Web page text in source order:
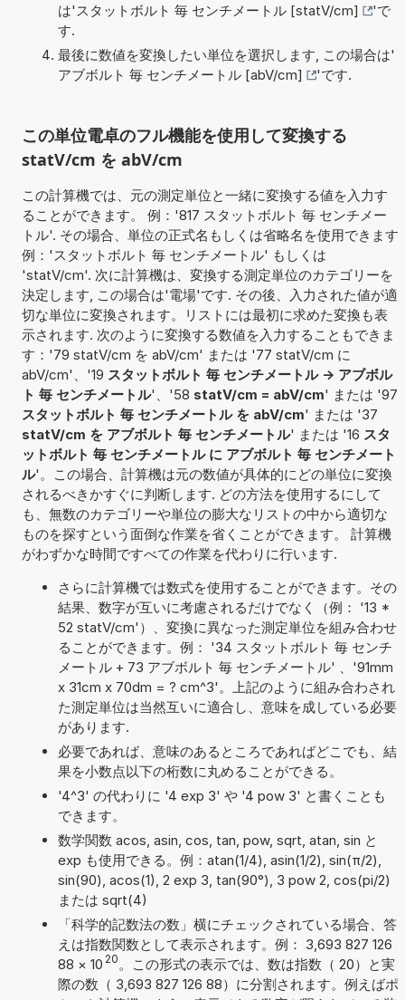
は' スタットボルト 毎 センチメートル [statV/cm]
'で
す.
最後に数値を変換したい単位を選択します, この場合は'
アブボルト 毎 センチメートル [abV/cm]
'です.
この単位電卓のフル機能を使用して変換する
statV/cm を abV/cm
この計算機では、元の測定単位と一緒に変換する値を入力す
ることができます。 例：'817 スタットボルト 毎 センチメー
トル'. その場合、単位の正式名もしくは省略名を使用できます
例：'スタットボルト 毎 センチメートル' もしくは
'statV/cm'. 次に計算機は、変換する測定単位のカテゴリーを
決定します, この場合は'電場'です. その後、入力された値が適
切な単位に変換されます。リストには最初に求めた変換も表
示されます. 次のように変換する数値を入力することもできま
す：'79 statV/cm を abV/cm' または '77 statV/cm に
abV/cm'、'19 スタットボルト 毎 センチメートル -> アブボル
ト 毎 センチメートル'、'58 statV/cm = abV/cm' または '97
スタットボルト 毎 センチメートル を abV/cm' または '37
statV/cm を アブボルト 毎 センチメートル' または '16 スタ
ットボルト 毎 センチメートル に アブボルト 毎 センチメート
ル'。この場合、計算機は元の数値が具体的にどの単位に変換
されるべきかすぐに判断します. どの方法を使用するにして
も、無数のカテゴリーや単位の膨大なリストの中から適切な
ものを探すという面倒な作業を省くことができます。 計算機
がわずかな時間ですべての作業を代わりに行います.
さらに計算機では数式を使用することができます。その
結果、数字が互いに考慮されるだけでなく（例： '13 *
52 statV/cm'）、変換に異なった測定単位を組み合わせ
ることができます。例： '34 スタットボルト 毎 センチ
メートル + 73 アブボルト 毎 センチメートル' 、'91mm
x 31cm x 70dm = ? cm^3'。上記のように組み合わされ
た測定単位は当然互いに適合し、意味を成している必要
があります.
必要であれば、意味のあるところであればどこでも、結
果を小数点以下の桁数に丸めることができる。
'4^3' の代わりに '4 exp 3' や '4 pow 3' と書くことも
できます。
数学関数 acos, asin, cos, tan, pow, sqrt, atan, sin と
exp も使用できる。例：atan(1/4), asin(1/2), sin(π/2),
sin(90), acos(1), 2 exp 3, tan(90°), 3 pow 2, cos(pi/2)
または sqrt(4)
「科学的記数法の数」横にチェックされている場合、答
えは指数関数として表示されます。例： 3,693 827 126
88 × 10 20 。この形式の表示では、数は指数（ 20）と実
際の数（ 3,693 827 126 88）に分割されます。例えばポ